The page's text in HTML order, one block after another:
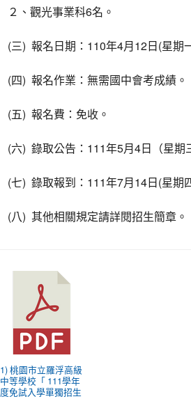
２、觀光事業科6名。
(三) 報名日期： 110年4月 12日 (星期
(四) 報名作業：無需國中會考成績。
(五) 報名費：免收。
(六) 錄取公告： 111年5月 4日（星期
(七) 錄取報到： 111年7月 14日 (星期
(八) 其他相關規定請詳閱招生簡章。
1) 桃園市立羅浮高級
中等學校「 111學年
度免試入學單獨招生